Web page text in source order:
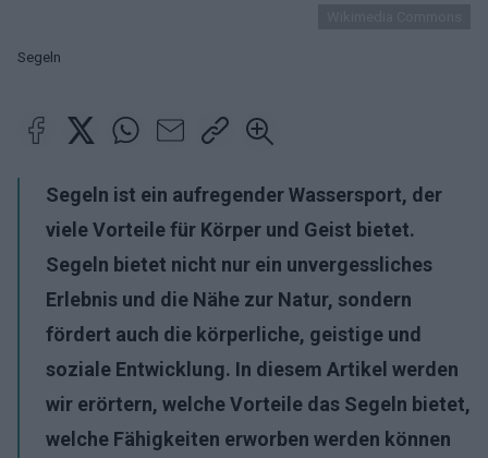
Segeln
Segeln ist ein aufregender Wassersport, der
viele Vorteile für Körper und Geist bietet.
Segeln bietet nicht nur ein unvergessliches
Erlebnis und die Nähe zur Natur, sondern
fördert auch die körperliche, geistige und
soziale Entwicklung. In diesem Artikel werden
wir erörtern, welche Vorteile das Segeln bietet,
welche Fähigkeiten erworben werden können